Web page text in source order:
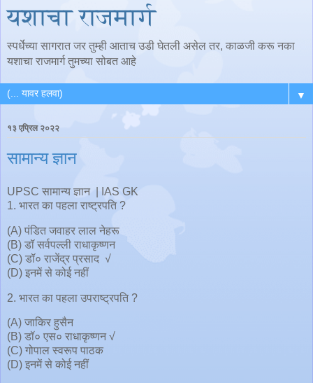
यशाचा राजमार्ग
स्पर्धेच्या सागरात जर तुम्ही आताच उडी घेतली असेल तर, काळजी करू नका
यशाचा राजमार्ग तुमच्या सोबत आहे
▼
१३ एप्रिल २०२२
सामान्य ज्ञान
UPSC सामान्य ज्ञान | IAS GK
1. भारत का पहला राष्ट्रपति ?
(A) पंडित जवाहर लाल नेहरू
(B) डॉ सर्वपल्ली राधाकृष्णन
(C) डॉ० राजेंद्र प्रसाद √
(D) इनमें से कोई नहीं
2. भारत का पहला उपराष्ट्रपति ?
(A) जाकिर हुसैन
(B) डॉ० एस० राधाकृष्णन √
(C) गोपाल स्वरूप पाठक
(D) इनमें से कोई नहीं